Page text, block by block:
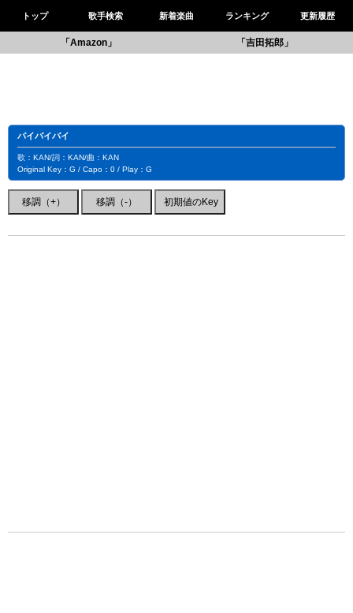
トップ 歌手検索 新着楽曲 ランキング 更新履歴
「Amazon」 「吉田拓郎」
バイバイバイ
歌：KAN/詞：KAN/曲：KAN
Original Key：G / Capo：0 / Play：G